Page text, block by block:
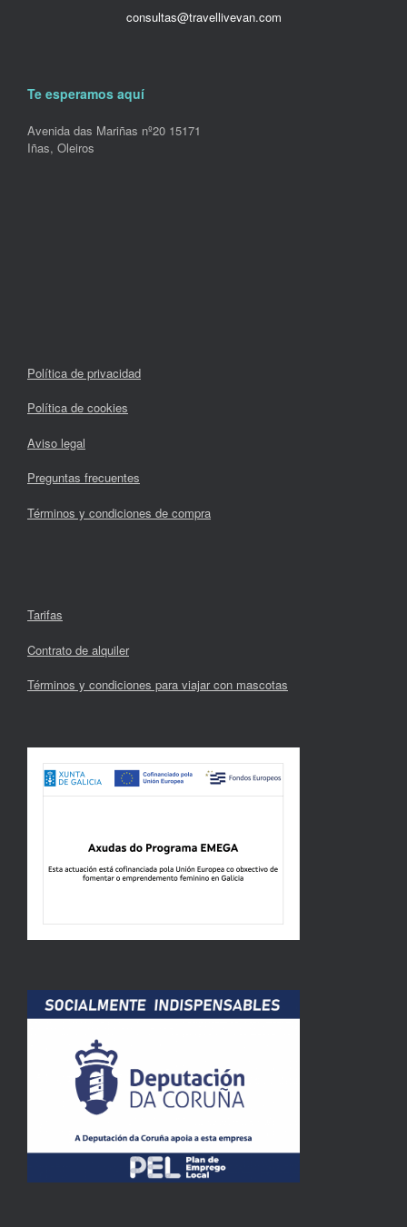
consultas@travellivevan.com
Te esperamos aquí
Avenida das Mariñas nº20 15171
Iñas, Oleiros
Política de privacidad
Política de cookies
Aviso legal
Preguntas frecuentes
Términos y condiciones de compra
Tarifas
Contrato de alquiler
Términos y condiciones para viajar con mascotas